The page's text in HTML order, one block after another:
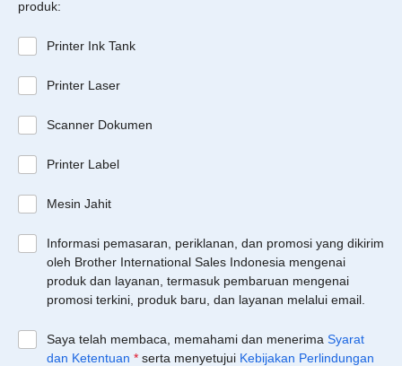
produk:
Printer Ink Tank
Printer Laser
Scanner Dokumen
Printer Label
Mesin Jahit
Informasi pemasaran, periklanan, dan promosi yang dikirim
oleh Brother International Sales Indonesia mengenai
produk dan layanan, termasuk pembaruan mengenai
promosi terkini, produk baru, dan layanan melalui email.
Saya telah membaca, memahami dan menerima Syarat
dan Ketentuan * serta menyetujui Kebijakan Perlindungan